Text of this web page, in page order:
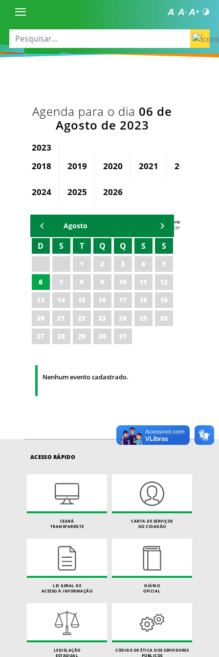
Agenda para o dia 06 de
Agosto de 2023
2023
2018
2019 2020 2021 2022
2024 2025 2026
Agenda do Secretário
Zezinho Albuquerque
Agosto
D S T Q Q S S
1 2 3 4
5
6
7 8 9 10 11
12
13
14 15 16 17 18
19
20
21 22 23 24 25
26
27
28 29 30 31
Nenhum evento cadastrado.
ACESSO RÁPIDO
CEARÁ
TRANSPARENTE
CARTA DE SERVIÇOS
DO CIDADÃO
LEI GERAL DE
ACESSO À INFORMAÇÃO
DIÁRIO
OFICIAL
LEGISLAÇÃO
ESTADUAL
CÓDIGO DE ÉTICA DOS SERVIDORES
PÚBLICOS